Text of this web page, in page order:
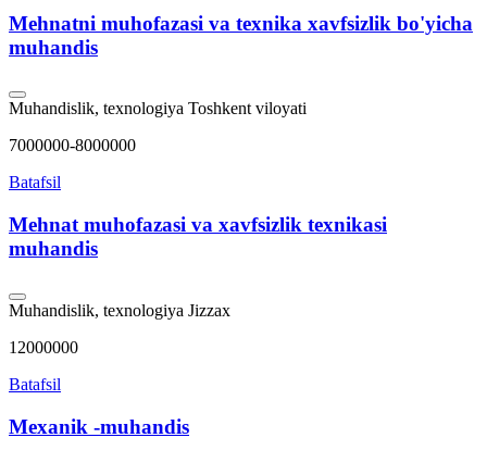
Mehnatni muhofazasi va texnika xavfsizlik bo'yicha
muhandis
Muhandislik, texnologiya Toshkent viloyati
7000000-8000000
Batafsil
Mehnat muhofazasi va xavfsizlik texnikasi
muhandis
Muhandislik, texnologiya Jizzax
12000000
Batafsil
Mexanik -muhandis